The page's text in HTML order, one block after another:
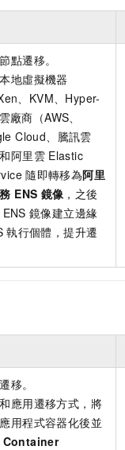
點遷移。
地虛擬機器
、KVM、Hyper-
廠商（AWS、
Cloud、騰訊雲
阿里雲 Elastic
隨即轉移為阿里
ENS 鏡像 ，之後
ENS 鏡像建立邊緣
執行個體，提升遷
移。
應用遷移方式，將
用程式容器化後並
Container